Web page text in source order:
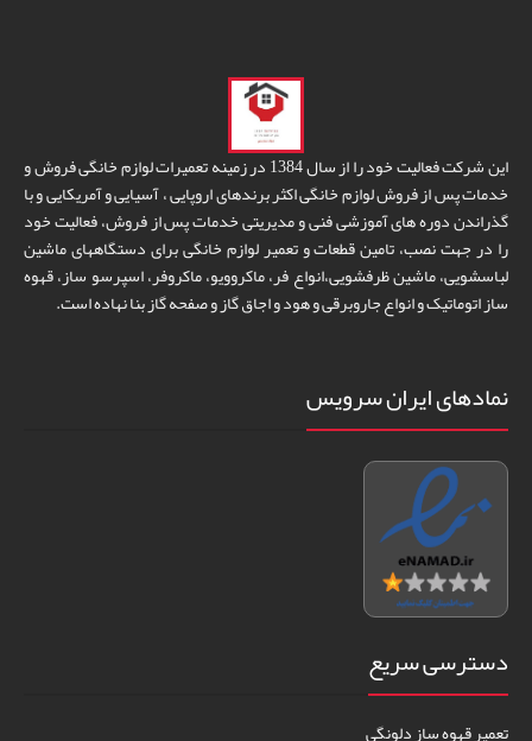
این شرکت فعالیت خود را از سال 1384 در زمینه تعمیرات لوازم خانگی فروش و
خدمات پس از فروش لوازم خانگی اکثر برندهای اروپایی ، آسیایی و آمریکایی و با
گذراندن دوره های آموزشی فنی و مدیریتی خدمات پس از فروش، فعالیت خود
را در جهت نصب، تامین قطعات و تعمیر لوازم خانگی برای دستگاههای ماشین
لباسشویی، ماشین ظرفشویی،انواع فر، ماکروویو، ماکروفر، اسپرسو ساز، قهوه
ساز اتوماتیک و انواع جاروبرقی و هود و اجاق گاز و صفحه گاز بنا نهاده است.
نمادهای ایران سرویس
دسترسی سریع
تعمیر قهوه ساز دلونگی